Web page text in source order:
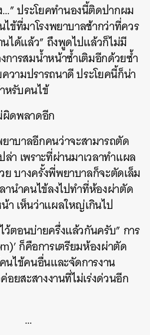
…” ประโยคทำนองนี้ติดปากผม
ข้ที่มาโรงพยาบาลช้ากว่าที่ควร
ได้แล้ว” ถึงพูดไปแล้วก็ไม่มี
ารสมน้ำหน้าซ้ำเติมอีกด้วยซ้ำ
ามปรารถนาดี ประโยคนี้ก็น่า
หรับคนไข้
ผิดพลาดอีก
าบาลอีกคนว่าจะสามารถตัด
า เพราะที่ผ่านมาเวลาทำแผล
บางครั้งพี่พยาบาลก็จะตัดเล็ม
านำคนไข้ลงไปทำที่ห้องผ่าตัด
เห็นว่าแผลใหญ่เกินไป
ไว้ตอนบ่ายครึ่งแล้วกันครับ” การ
ก็คือการเตรียมห้องผ่าตัด
นไข้คนอื่นและจัดการงาน
อยสะสางงานที่ไม่เร่งด่วนอีก
…
LINE EMAIL